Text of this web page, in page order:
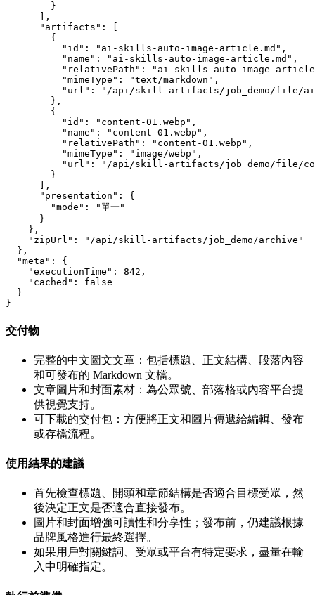
        }
      ],
      "artifacts": [
        {
          "id": "ai-skills-auto-image-article.md",
          "name": "ai-skills-auto-image-article.md",
"relativePath": "ai-skills-auto-image-
          "mimeType": "text/markdown",
"url": "/api/skill-artifacts/job_demo/file/
        },
        {
          "id": "content-01.webp",
          "name": "content-01.webp",
          "relativePath": "content-01.webp",
          "mimeType": "image/webp",
"url": "/api/skill-artifacts/job_demo/file/
        }
      ],
      "presentation": {
        "mode": "單一"
      }
    },
    "zipUrl": "/api/skill-artifacts/job_demo/archive"
  },
  "meta": {
    "executionTime": 842,
    "cached": false
  }
交付物
完整的中文圖文文章：包括標題、正文結構、段落內容
和可發布的 Markdown 文檔。
文章圖片和封面素材：為公眾號、部落格或內容平台提
供視覺支持。
可下載的交付包：方便將正文和圖片傳遞給編輯、發布
或存檔流程。
使用結果的建議
首先檢查標題、開頭和章節結構是否適合目標受眾，然
後決定正文是否適合直接發布。
圖片和封面增強可讀性和分享性；發布前，仍建議根據
品牌風格進行最終選擇。
如果用戶對關鍵詞、受眾或平台有特定要求，盡量在輸
入中明確指定。